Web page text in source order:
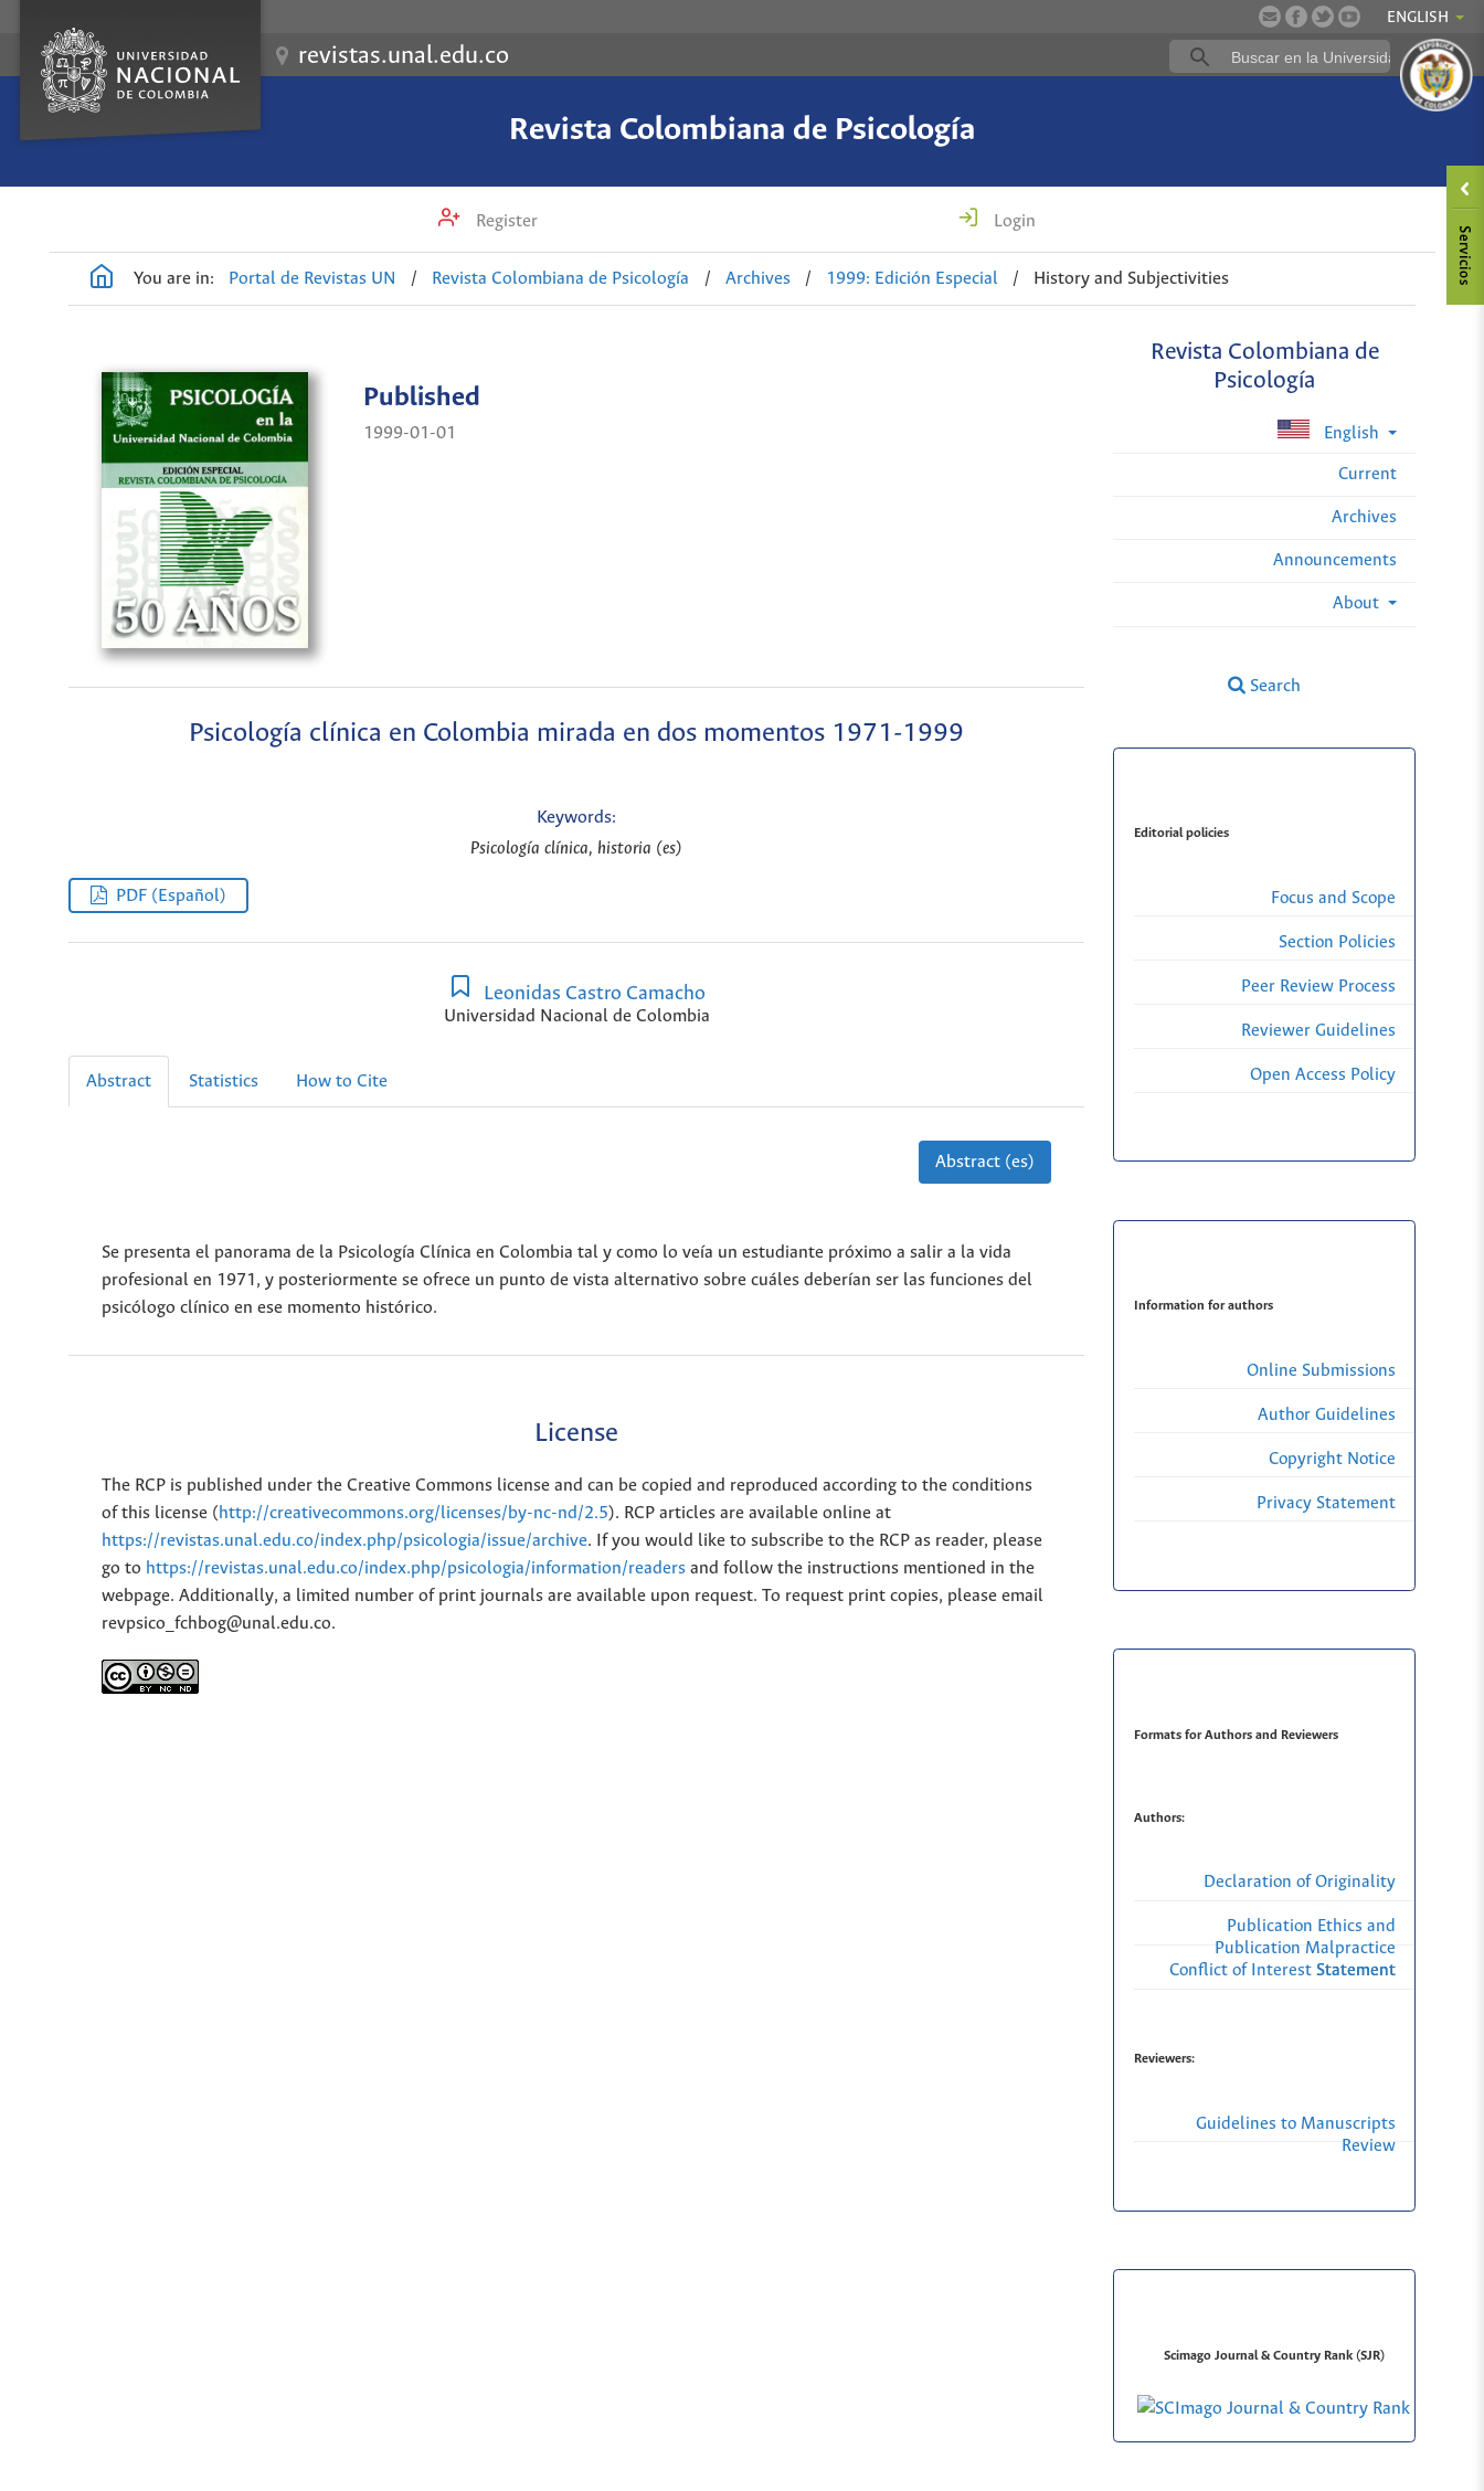
ENGLISH
revistas.unal.edu.co
Revista Colombiana de Psicología
Register Login
You are in: Portal de Revistas UN / Revista Colombiana de Psicología / Archives / 1999: Edición Especial / History and Subjectivities
Revista Colombiana de
Psicología
English
Current
Archives
Announcements
About
Search
Published
1999-01-01
Psicología clínica en Colombia mirada en dos momentos 1971-1999
Keywords:
Psicología clínica, historia (es)
PDF (Español)
Leonidas Castro Camacho
Universidad Nacional de Colombia
Abstract Statistics How to Cite
Abstract (es)
Se presenta el panorama de la Psicología Clínica en Colombia tal y como lo veía un estudiante próximo a salir a la vida
profesional en 1971, y posteriormente se ofrece un punto de vista alternativo sobre cuáles deberían ser las funciones del
psicólogo clínico en ese momento histórico.
License
The RCP is published under the Creative Commons license and can be copied and reproduced according to the conditions
of this license (http://creativecommons.org/licenses/by-nc-nd/2.5). RCP articles are available online at
https://revistas.unal.edu.co/index.php/psicologia/issue/archive. If you would like to subscribe to the RCP as reader, please
go to https://revistas.unal.edu.co/index.php/psicologia/information/readers and follow the instructions mentioned in the
webpage. Additionally, a limited number of print journals are available upon request. To request print copies, please email
revpsico_fchbog@unal.edu.co.
Editorial policies
Focus and Scope
Section Policies
Peer Review Process
Reviewer Guidelines
Open Access Policy
Information for authors
Online Submissions
Author Guidelines
Copyright Notice
Privacy Statement
Formats for Authors and Reviewers
Authors:
Declaration of Originality
Publication Ethics and
Publication Malpractice
Statement
Conflict of Interest Statement
Reviewers:
Guidelines to Manuscripts
Review
Scimago Journal & Country Rank (SJR)